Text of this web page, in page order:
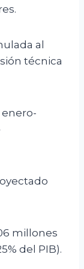
al
técnica
enero-
millones
del PIB).